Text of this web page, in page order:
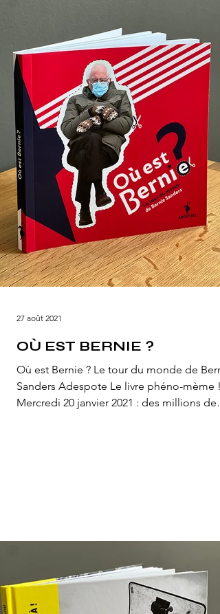
OÙ EST BERNIE ?
Où est Bernie ? Le tour du monde de
Sanders Adespote Le livre phéno-mème !
Mercredi 20 janvier 2021 : des millions de
27 août 2021